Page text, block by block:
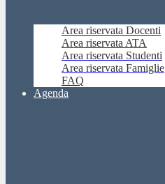
Area riservata Docenti
Area riservata ATA
Area riservata Studenti
Area riservata Famiglie
FAQ
Agenda